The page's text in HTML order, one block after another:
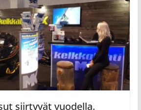
siirtyvät vuodella.